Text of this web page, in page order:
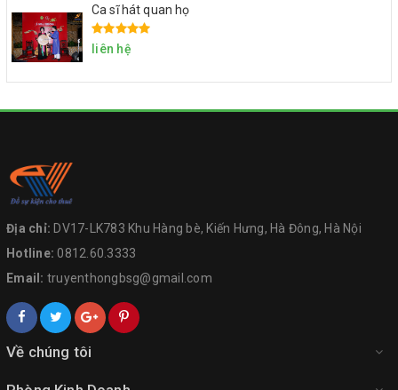
Ca sĩ hát quan họ
liên hệ
Địa chỉ: DV17-LK783 Khu Hàng bè, Kiến Hưng, Hà Đông, Hà Nội
Hotline:0812.60.3333
Email: truyenthongbsg@gmail.com
Về chúng tôi